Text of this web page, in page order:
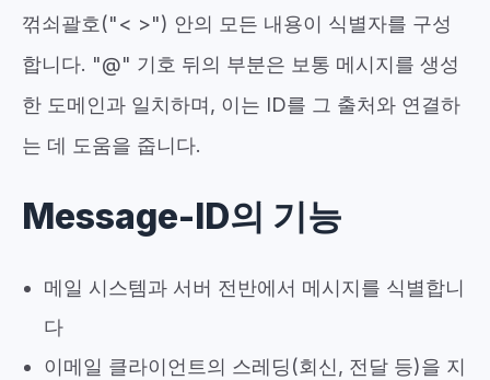
꺾쇠괄호("< >") 안의 모든 내용이 식별자를 구성
합니다. "@" 기호 뒤의 부분은 보통 메시지를 생성
한 도메인과 일치하며, 이는 ID를 그 출처와 연결하
는 데 도움을 줍니다.
Message-ID의 기능
메일 시스템과 서버 전반에서 메시지를 식별합니
다
이메일 클라이언트의 스레딩(회신, 전달 등)을 지